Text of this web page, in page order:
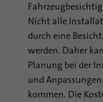
Nicht alle
durch eine
werden. Daher
Planung bei der
und
kommen. Die
Name bcookie
Laufzeit 1 Jahr
Zweck
Dieses
Damit
zugreifen,